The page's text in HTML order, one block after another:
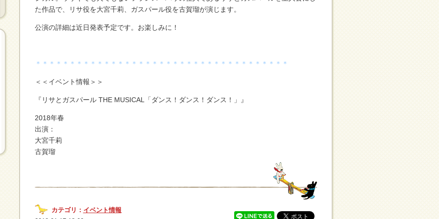
た作品で、リサ役を大宮千莉、ガスパール役を古賀瑠が演じます。
公演の詳細は近日発表予定です。お楽しみに！
＊＊＊＊＊＊＊＊＊＊＊＊＊＊＊＊＊＊＊＊＊＊＊＊＊＊＊＊＊＊＊＊＊＊＊＊＊
＜＜イベント情報＞＞
『リサとガスパール THE MUSICAL「ダンス！ダンス！ダンス！」』
2018年春
出演：
大宮千莉
古賀瑠
カテゴリ： イベント情報